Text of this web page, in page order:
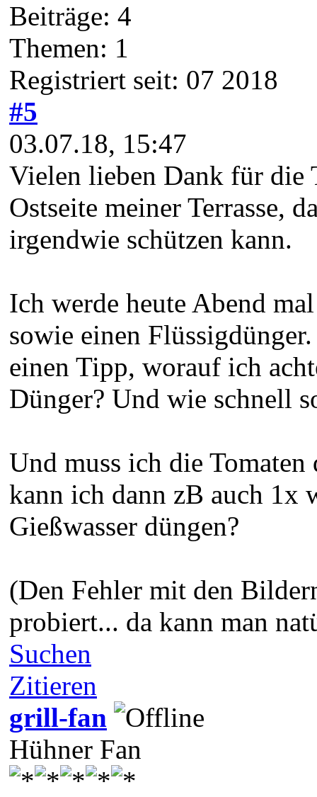
Beiträge: 4
Themen: 1
Registriert seit: 07 2018
#5
03.07.18, 15:47
Vielen lieben Dank für die
Ostseite meiner Terrasse,
irgendwie schützen kann.
Ich werde heute Abend
sowie einen
einen Tipp, worauf ich
Dünger? Und wie schnell
Und muss ich die
kann ich dann zB auch 1x
Gießwasser düngen?
(Den Fehler mit den
probiert... da kann man
Suchen
Zitieren
grill-fan
Hühner Fan